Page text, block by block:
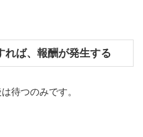
れば、報酬が発生する
待つのみです。